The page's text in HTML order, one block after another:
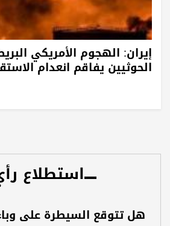
إيران: الهجوم الأمريكي
الحوثيين يفاقم انعدام
استطلاع
هل تتوقع السيطرة على